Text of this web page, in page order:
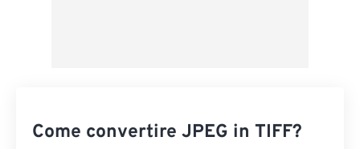
Come convertire JPEG in TIFF?